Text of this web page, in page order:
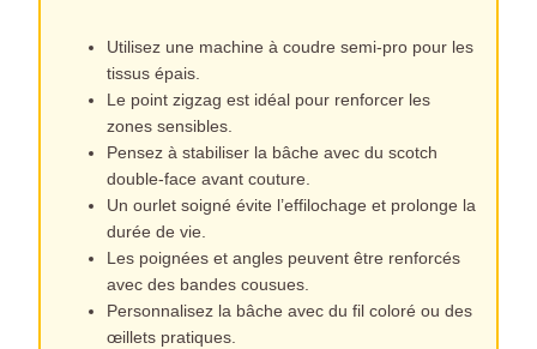
Utilisez une machine à coudre semi-pro pour les
tissus épais.
Le point zigzag est idéal pour renforcer les
zones sensibles.
Pensez à stabiliser la bâche avec du scotch
double-face avant couture.
Un ourlet soigné évite l’effilochage et prolonge la
durée de vie.
Les poignées et angles peuvent être renforcés
avec des bandes cousues.
Personnalisez la bâche avec du fil coloré ou des
œillets pratiques.